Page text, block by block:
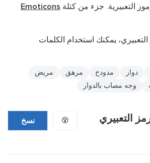
التعبيرية. جزء من كتلة Emoticons
يمكنك استخدام الكلمات
دوار مدودخ مرهق
مريض
وجه مصاب بالدوار
التعبيري
😵 نسخ